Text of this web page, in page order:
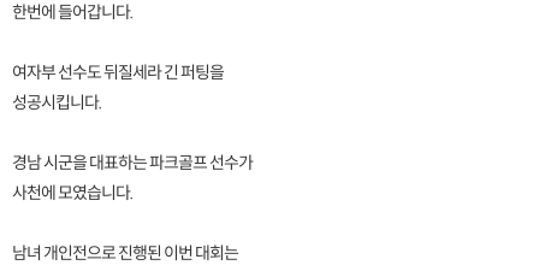
한번에 들어갑니다.
여자부 선수도 뒤질세라 긴 퍼팅을
성공시킵니다.
경남 시군을 대표하는 파크골프 선수가
사천에 모였습니다.
남녀 개인전으로 진행된 이번 대회는